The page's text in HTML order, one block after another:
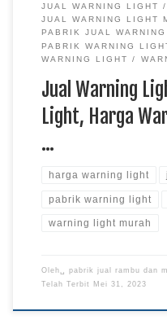
JUAL WARNING LIGHT
JUAL WARNING LIGHT
PABRIK JUAL
PABRIK WARNING
WARNING LIGHT
Jual Warning
Light, Harga
…
harga warning light
pabrik warning light
warning light murah
Oleh␣ pabrik jual rambu dan
Telah Terbit
Mei 31, 2023